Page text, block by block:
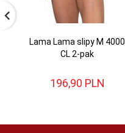
Lama Lama slipy M 4000
CL 2-pak
196,90 PLN